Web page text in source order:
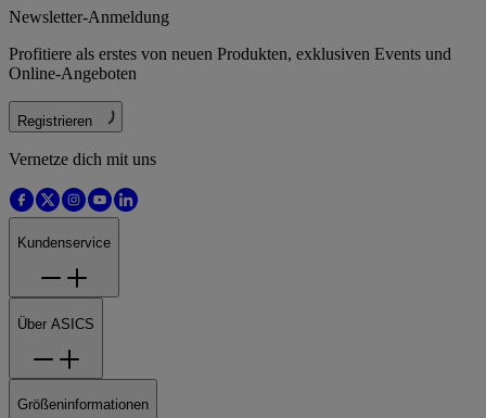
Newsletter-Anmeldung
Profitiere als erstes von neuen Produkten, exklusiven Events und
Online-Angeboten
Registrieren
Vernetze dich mit uns
Kundenservice
Über ASICS
Größeninformationen